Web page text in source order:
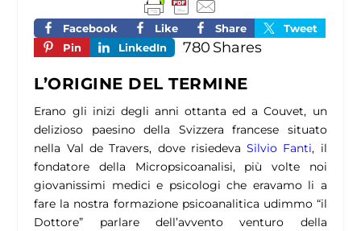
Facebook Like Share
Tweet
Pin
LinkedIn Shares
780
L’ORIGINE DEL TERMINE
Erano gli inizi degli anni ottanta ed a Couvet, un
delizioso paesino della Svizzera francese situato
nella Val de Travers, dove risiedevaSilvio Fanti, il
fondatore della Micropsicoanalisi, più volte noi
giovanissimi medici e psicologi che eravamo li a
fare la nostra formazione psicoanalitica udimmo “il
Dottore” parlare dell’avvento venturo della